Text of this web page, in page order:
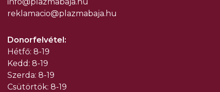
reklamacio@plazmabaja.hu
Donorfelvétel:
Hétfő: 8-19
Kedd: 8-19
Szerda: 8-19
Csütörtök: 8-19